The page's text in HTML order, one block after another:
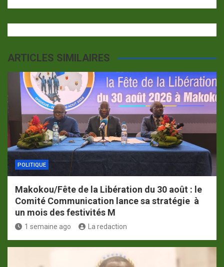
ARTICLES SIMILAIRES
POLITIQUE
Makokou/Fête de la Libération du 30 août : le
Comité Communication lance sa stratégie à
un mois des festivités M
1 semaine ago La redaction